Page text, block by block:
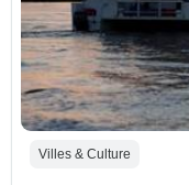
Villes & Culture